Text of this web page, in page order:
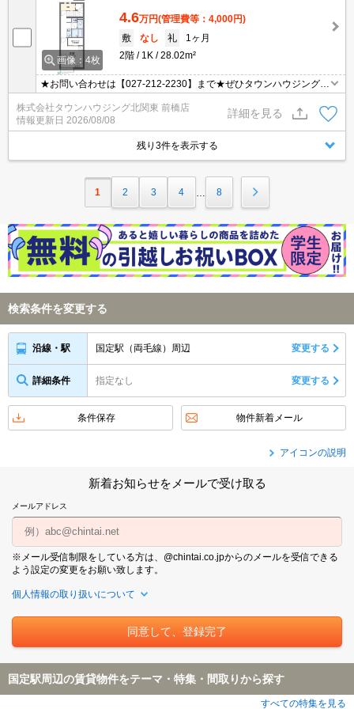
画像：4枚
4.6万円(管理費等：4,000円)
敷
なし 礼
1ヶ月
2階
1K 28.02m²
★お問い合わせは【027-212-2230】まで★ぜひタウンハウジング前
橋店へお問い合わせください★
株式会社タウンハウジング北関東 前橋店
情報更新日 2026/08/08
詳細を見る
残り3件を表示する
1 2 3 4 8
検索条件を変更する
沿線・駅 国定駅（両毛線）周辺 変更する
詳細条件 指定なし 変更する
条件保存 物件新着メール
アイコンの説明
新着お知らせをメールで受け取る
メールアドレス
※メール受信制限をしている方は、@chintai.co.jpからのメールを受信できる
よう設定の変更をお願い致します。
個人情報の取り扱いについて
国定駅周辺の賃貸物件をテーマ・特集・間取りから探す
すべての特集を見る